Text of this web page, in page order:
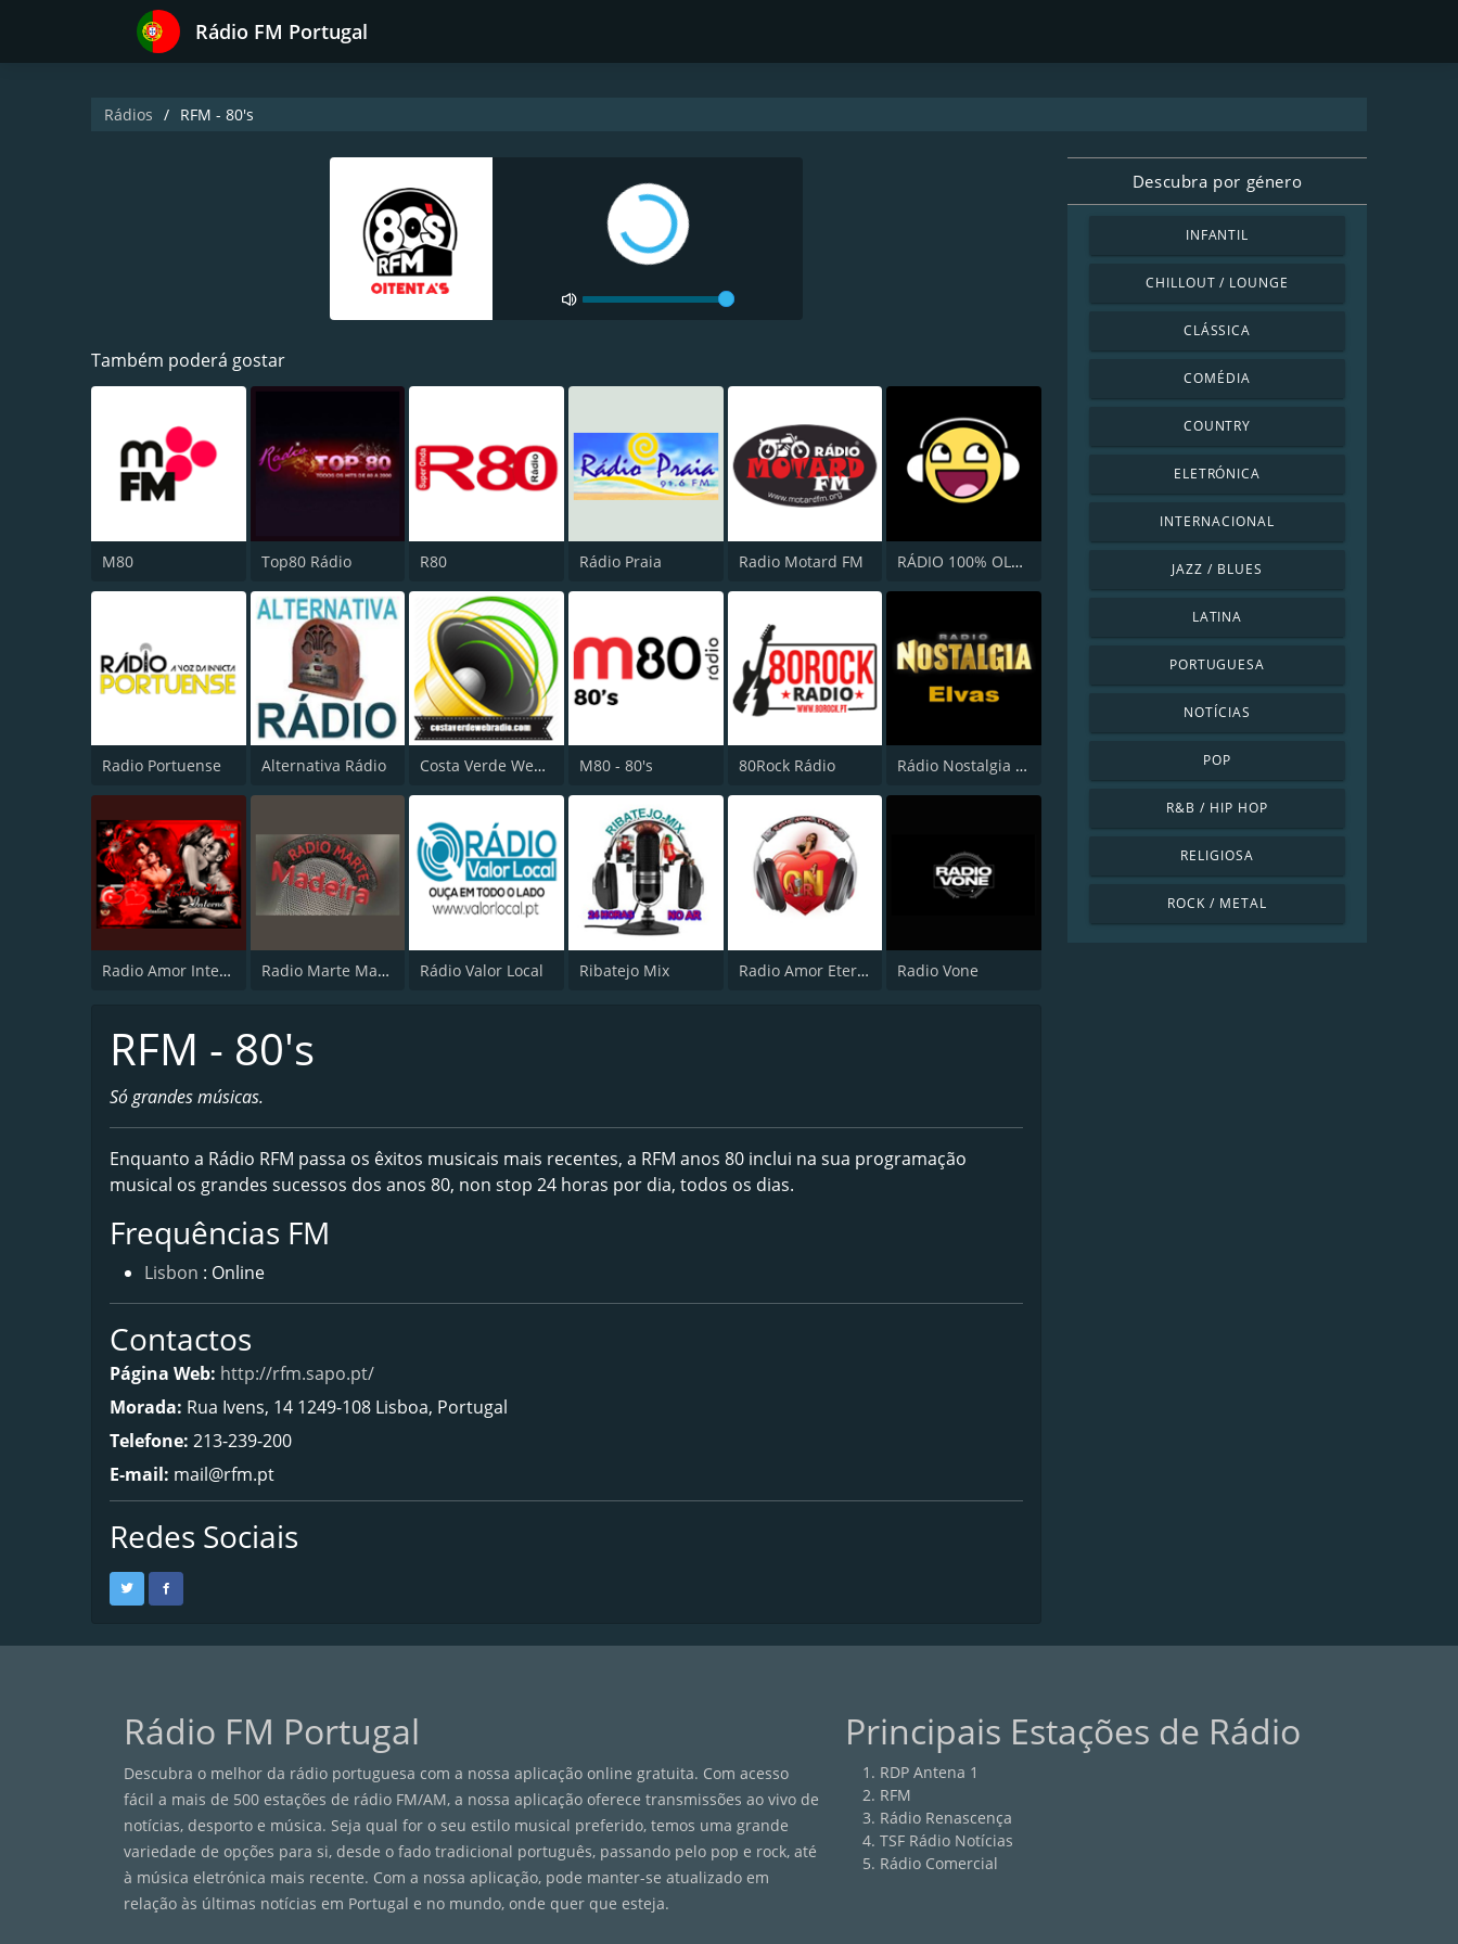
Rádio FM Portugal
Rádios RFM - 80's
Também poderá gostar
M80 Top80 Rádio R80 Rádio Praia Radio Motard FM RÁDIO 100% OLDIES
Radio Portuense Alternativa Rádio Costa Verde Web Radio M80 - 80's 80Rock Rádio Rádio Nostalgia Elvas
Radio Amor Interno Radio Marte Madeira Rádio Valor Local Ribatejo Mix Radio Amor Eterno Radio Vone
RFM - 80's
Só grandes músicas.
Enquanto a Rádio RFM passa os êxitos musicais mais recentes, a RFM anos 80 inclui na sua programação
musical os grandes sucessos dos anos 80, non stop 24 horas por dia, todos os dias.
Frequências FM
Lisbon : Online
Contactos
Página Web: http://rfm.sapo.pt/
Morada: Rua Ivens, 14 1249-108 Lisboa, Portugal
Telefone: 213-239-200
E-mail: mail@rfm.pt
Redes Sociais
Descubra por género
INFANTIL
CHILLOUT / LOUNGE
CLÁSSICA
COMÉDIA
COUNTRY
ELETRÓNICA
INTERNACIONAL
JAZZ / BLUES
LATINA
PORTUGUESA
NOTÍCIAS
POP
R&B / HIP HOP
RELIGIOSA
ROCK / METAL
Rádio FM Portugal
Descubra o melhor da rádio portuguesa com a nossa aplicação online gratuita. Com acesso
fácil a mais de 500 estações de rádio FM/AM, a nossa aplicação oferece transmissões ao vivo de
notícias, desporto e música. Seja qual for o seu estilo musical preferido, temos uma grande
variedade de opções para si, desde o fado tradicional português, passando pelo pop e rock, até
à música eletrónica mais recente. Com a nossa aplicação, pode manter-se atualizado em
relação às últimas notícias em Portugal e no mundo, onde quer que esteja.
Principais Estações de Rádio
RDP Antena 1
RFM
Rádio Renascença
TSF Rádio Notícias
Rádio Comercial